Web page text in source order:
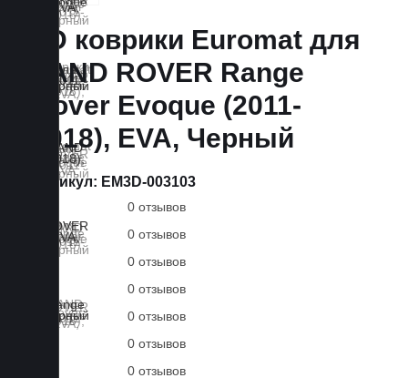
3D коврики Euromat для
LAND ROVER Range
Rover Evoque (2011-
2018), EVA, Черный
Артикул: EM3D-003103
0 отзывов
0 отзывов
0 отзывов
0 отзывов
0 отзывов
0 отзывов
0 отзывов